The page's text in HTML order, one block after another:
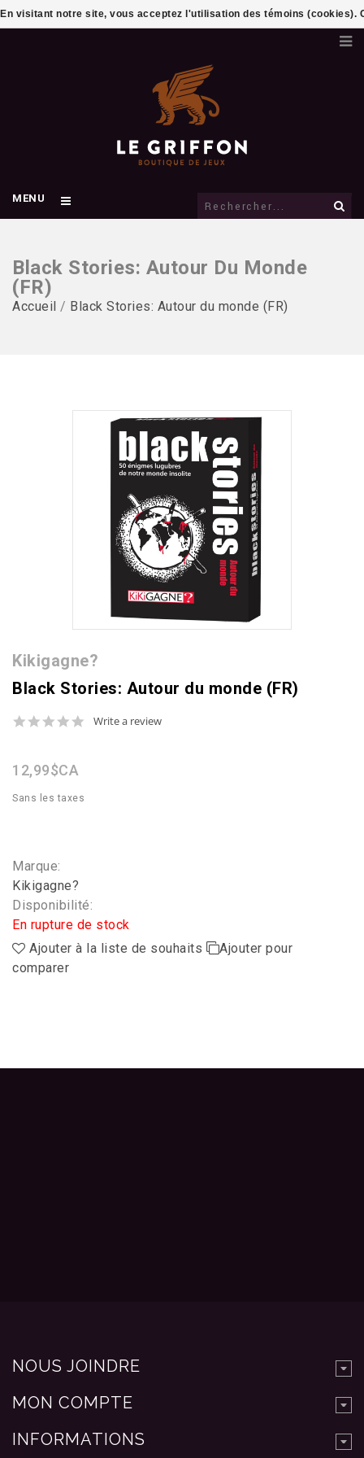
MENU
Black Stories: Autour Du Monde
(FR)
Accueil / Black Stories: Autour du monde (FR)
Kikigagne?
Black Stories: Autour du monde (FR)
0.0
Write a review
12,99$CA
Sans les taxes
Marque:
Kikigagne?
Disponibilité:
En rupture de stock
Ajouter à la liste de souhaits
Ajouter pour
comparer
NOUS JOINDRE
MON COMPTE
INFORMATIONS
En visitant notre site, vous acceptez l'utilisation des témoins